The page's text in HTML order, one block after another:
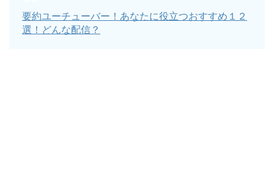
要約ユーチューバー！あなたに役立つおすすめ１２
選！どんな配信？